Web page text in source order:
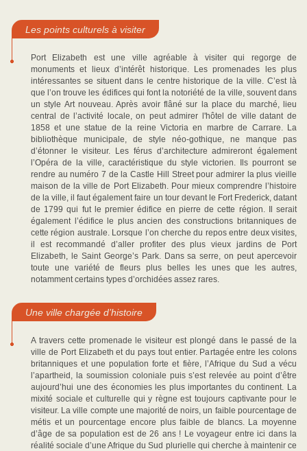
Les points culturels à visiter
Port Elizabeth est une ville agréable à visiter qui regorge de
monuments et lieux d’intérêt historique. Les promenades les plus
intéressantes se situent dans le centre historique de la ville. C’est là
que l’on trouve les édifices qui font la notoriété de la ville, souvent dans
un style Art nouveau. Après avoir flâné sur la place du marché, lieu
central de l’activité locale, on peut admirer l'hôtel de ville datant de
1858 et une statue de la reine Victoria en marbre de Carrare. La
bibliothèque municipale, de style néo-gothique, ne manque pas
d’étonner le visiteur. Les férus d’architecture admireront également
l’Opéra de la ville, caractéristique du style victorien. Ils pourront se
rendre au numéro 7 de la Castle Hill Street pour admirer la plus vieille
maison de la ville de Port Elizabeth. Pour mieux comprendre l’histoire
de la ville, il faut également faire un tour devant le Fort Frederick, datant
de 1799 qui fut le premier édifice en pierre de cette région. Il serait
également l’édifice le plus ancien des constructions britanniques de
cette région australe. Lorsque l’on cherche du repos entre deux visites,
il est recommandé d’aller profiter des plus vieux jardins de Port
Elizabeth, le Saint George’s Park. Dans sa serre, on peut apercevoir
toute une variété de fleurs plus belles les unes que les autres,
notamment certains types d’orchidées assez rares.
Une ville chargée d’histoire
A travers cette promenade le visiteur est plongé dans le passé de la
ville de Port Elizabeth et du pays tout entier. Partagée entre les colons
britanniques et une population forte et fière, l’Afrique du Sud a vécu
l’apartheid, la soumission coloniale puis s’est relevée au point d’être
aujourd’hui une des économies les plus importantes du continent. La
mixité sociale et culturelle qui y règne est toujours captivante pour le
visiteur. La ville compte une majorité de noirs, un faible pourcentage de
métis et un pourcentage encore plus faible de blancs. La moyenne
d’âge de sa population est de 26 ans ! Le voyageur entre ici dans la
réalité sociale d’une Afrique du Sud plurielle qui cherche à maintenir ce